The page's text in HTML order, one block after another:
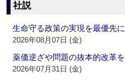
社説
生命守る政策の実現を最優先に
2026年08月07日 (金)
薬価逆ざや問題の抜本的改革を
2026年07月31日 (金)